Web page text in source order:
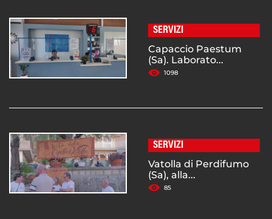
SERVIZI
Capaccio Paestum
(Sa). Laborato...
1098
SERVIZI
Vatolla di Perdifumo
(Sa), alla...
85